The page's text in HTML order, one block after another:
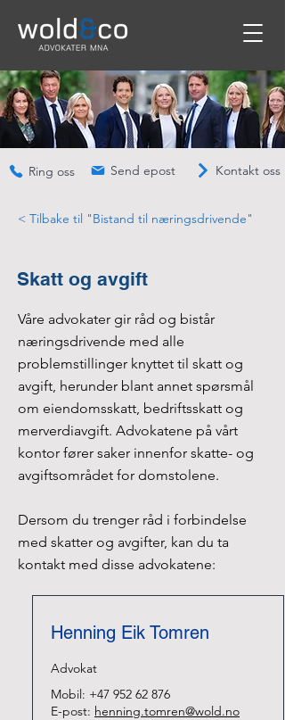
Ring oss Send epost Kontakt oss
< Tilbake til "Bistand til næringsdrivende"
Skatt og avgift
Våre advokater gir råd og bistår
næringsdrivende med alle
problemstillinger knyttet til skatt og
avgift, herunder blant annet spørsmål
om eiendomsskatt, bedriftsskatt og
merverdiavgift. Advokatene på vårt
kontor fører saker innenfor skatte- og
avgiftsområdet for domstolene.
Dersom du trenger råd i forbindelse
med skatter og avgifter, kan du ta
kontakt med disse advokatene:
Henning Eik Tomren
Advokat
Mobil: +47 952 62 876
E-post: henning.tomren@wold.no